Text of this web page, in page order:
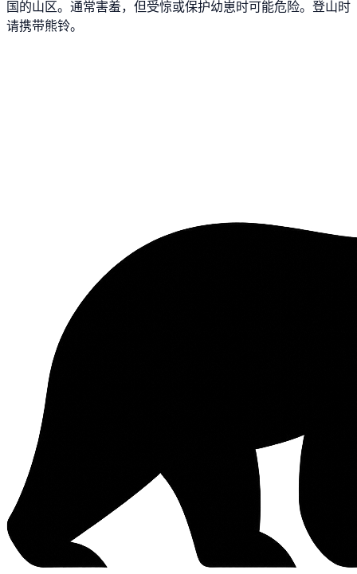
国的山区。通常害羞，但受惊或保护幼崽时可能危险。登山时
请携带熊铃。